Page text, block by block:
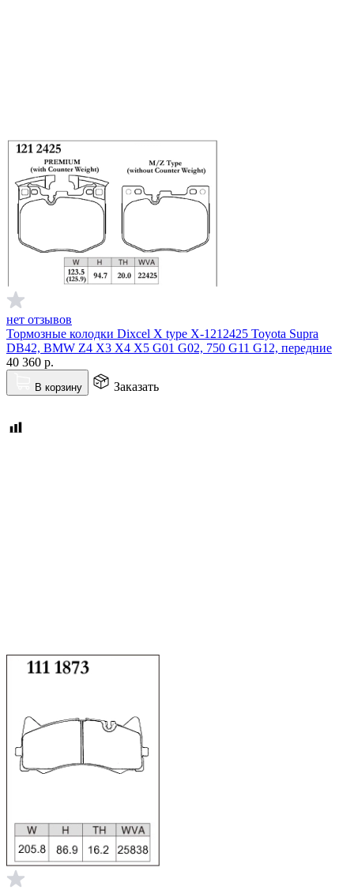
нет отзывов
Тормозные колодки Dixcel X type X-1212425 Toyota Supra
DB42, BMW Z4 X3 X4 X5 G01 G02, 750 G11 G12, передние
40 360 р.
В корзину Заказать